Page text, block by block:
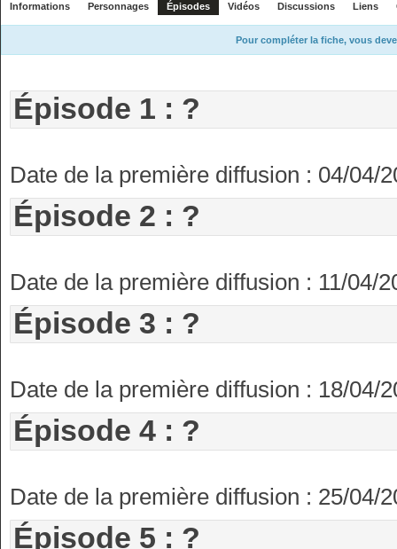
Informations Personnages Épisodes Vidéos Discussions Liens
Pour compléter la fiche, vous
Épisode 1 : ?
Date de la première diffusion : 04/04/
Épisode 2 : ?
Date de la première diffusion : 11/04/
Épisode 3 : ?
Date de la première diffusion : 18/04/
Épisode 4 : ?
Date de la première diffusion : 25/04/
Épisode 5 : ?